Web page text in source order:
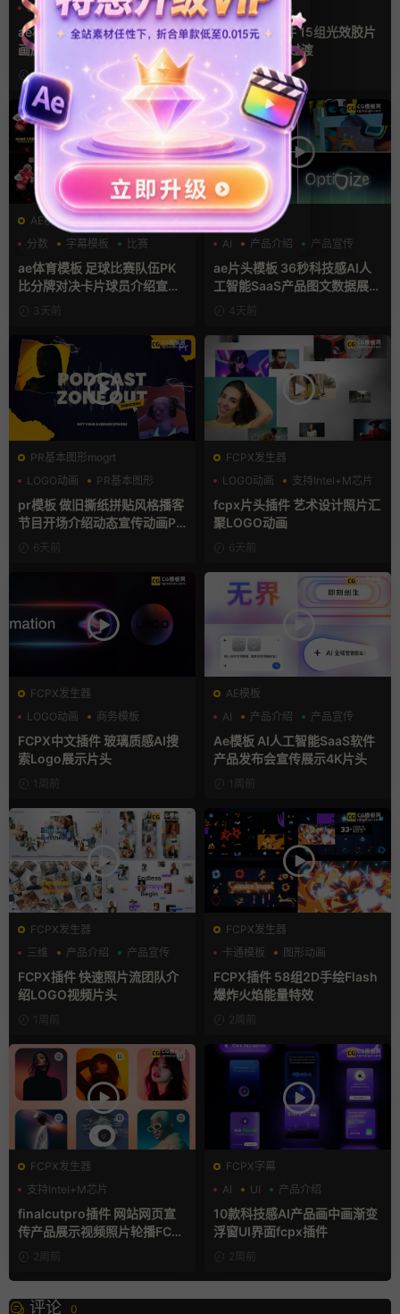
LOGO动画 三维 幻灯片
ae相册模板 多场景照片墙堆叠
画廊幻灯片宣传视频
1天前
光效
复古风
支持Intel+M芯片
FCPX转场插件 15组光效胶片
划痕复古视频过渡
2天前
AE模板
分数
字幕模板 比赛
ae体育模板 足球比赛队伍PK
比分牌对决卡片球员介绍宣传
视频AE模板
3天前
AE模板
AI
产品介绍 产品宣传
ae片头模板 36秒科技感AI人
工智能SaaS产品图文数据展示
宣传视频AE模板
4天前
PR基本图形mogrt
LOGO动画
PR基本图形
复古风
pr模板 做旧撕纸拼贴风格播客
节目开场介绍动态宣传动画PR
模版6天前
FCPX发生器
LOGO动画
支持Intel+M芯片
汇聚
fcpx片头插件 艺术设计照片汇
聚LOGO动画
6天前
FCPX发生器
LOGO动画
商务模板
支持Intel+M芯片
FCPX中文插件 玻璃质感AI搜
索Logo展示片头
1周前
AE模板
AI
产品介绍 产品宣传
Ae模板 AI人工智能SaaS软件
产品发布会宣传展示4K片头
1周前
FCPX发生器
三维
产品介绍 产品宣传
FCPX插件 快速照片流团队介
绍LOGO视频片头
1周前
FCPX发生器
卡通模板
图形动画
手绘风
FCPX插件 58组2D手绘Flash
爆炸火焰能量特效
2周前
FCPX发生器
支持Intel+M芯片
finalcutpro插件 网站网页宣
传产品展示视频照片轮播FCP
X插件2周前
FCPX字幕
AI
UI 产品介绍
10款科技感AI产品画中画渐变
浮窗UI界面fcpx插件
2周前
评论 0